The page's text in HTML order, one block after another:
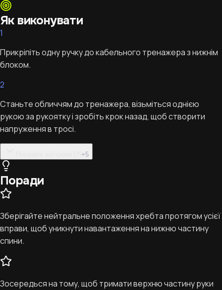
Як виконувати
1
Прикріпіть одну ручку до кабельного тренажера з нижнім
блоком.
2
Станьте обличчям до тренажера, візьміться однією
рукою за рукоятку і зробіть крок назад, щоб створити
напруження в тросі.
+5
Поради
Зберігайте нейтральне положення хребта протягом усієї
вправи, щоб уникнути навантаження на нижню частину
спини.
Зосередься на тому, щоб тримати верхню частину руки